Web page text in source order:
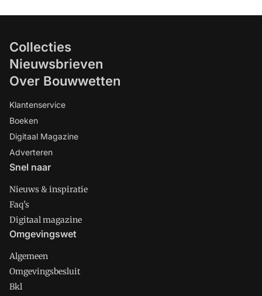
Collecties
Nieuwsbrieven
Over Bouwwetten
Klantenservice
Boeken
Digitaal Magazine
Adverteren
Snel naar
Nieuws & inspiratie
Faq's
Digitaal magazine
Omgevingswet
Algemeen
Omgevingsbesluit
Bkl